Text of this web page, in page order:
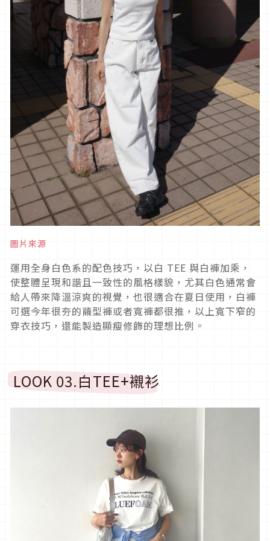
圖片來源
運用全身白色系的配色技巧，以白 TEE 與白褲加乘，
使整體呈現和諧且一致性的風格樣貌，尤其白色通常會
給人帶來降溫涼爽的視覺，也很適合在夏日使用，白褲
可選今年很夯的繭型褲或者寬褲都很推，以上寬下窄的
穿衣技巧，還能製造顯瘦修飾的理想比例。
LOOK 03.白TEE+襯衫